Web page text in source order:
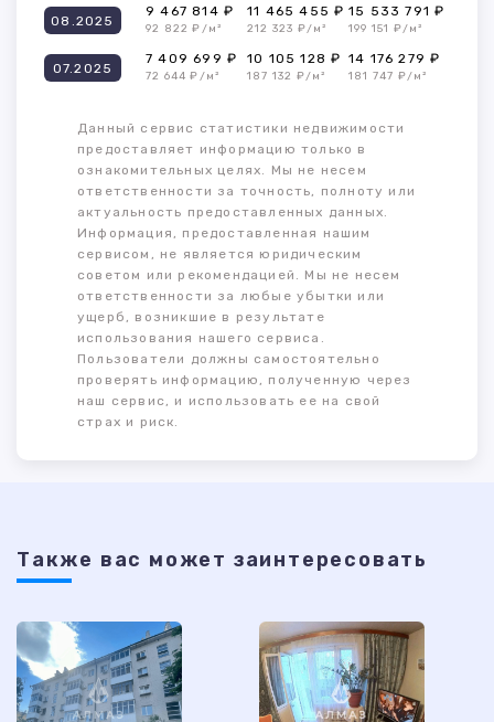
08.2025
9 467 814 ₽
92 822 ₽/м²
11 465 455 ₽
212 323 ₽/м²
15 533 791 ₽
199 151 ₽/м²
07.2025
7 409 699 ₽
72 644 ₽/м²
10 105 128 ₽
187 132 ₽/м²
14 176 279 ₽
181 747 ₽/м²
Данный сервис статистики недвижимости
предоставляет информацию только в
ознакомительных целях. Мы не несем
ответственности за точность, полноту или
актуальность предоставленных данных.
Информация, предоставленная нашим
сервисом, не является юридическим
советом или рекомендацией. Мы не несем
ответственности за любые убытки или
ущерб, возникшие в результате
использования нашего сервиса.
Пользователи должны самостоятельно
проверять информацию, полученную через
наш сервис, и использовать ее на свой
страх и риск.
Также ваc может заинтересовать